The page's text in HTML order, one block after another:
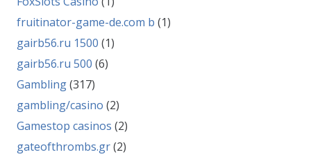
fruitinator-game-de.com b (1)
gairb56.ru 1500 (1)
gairb56.ru 500 (6)
Gambling(317)
gambling/casino (2)
Gamestop casinos (2)
gateofthrombs.gr(2)